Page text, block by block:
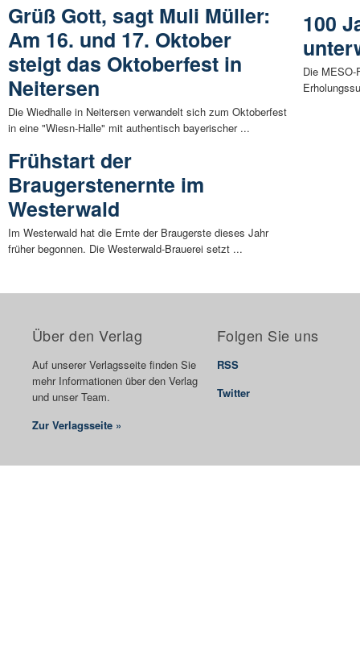
Grüß Gott, sagt Muli Müller:
Am 16. und 17. Oktober
steigt das Oktoberfest in
Neitersen
Die Wiedhalle in Neitersen verwandelt sich zum Oktoberfest
in eine "Wiesn-Halle" mit authentisch bayerischer ...
Frühstart der
Braugerstenernte im
Westerwald
Im Westerwald hat die Ernte der Braugerste dieses Jahr
früher begonnen. Die Westerwald-Brauerei setzt ...
100
Die
Über den Verlag
Auf unserer Verlagsseite finden Sie
mehr Informationen über den Verlag
und unser Team.
Zur Verlagsseite »
Folgen Sie uns
RSS
Twitter